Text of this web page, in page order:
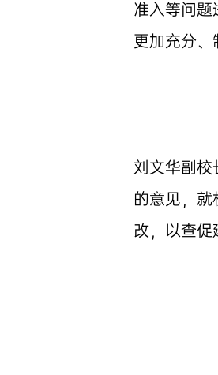
准入等问题
更加充分、
刘文华副校
的意见，
改，以查促